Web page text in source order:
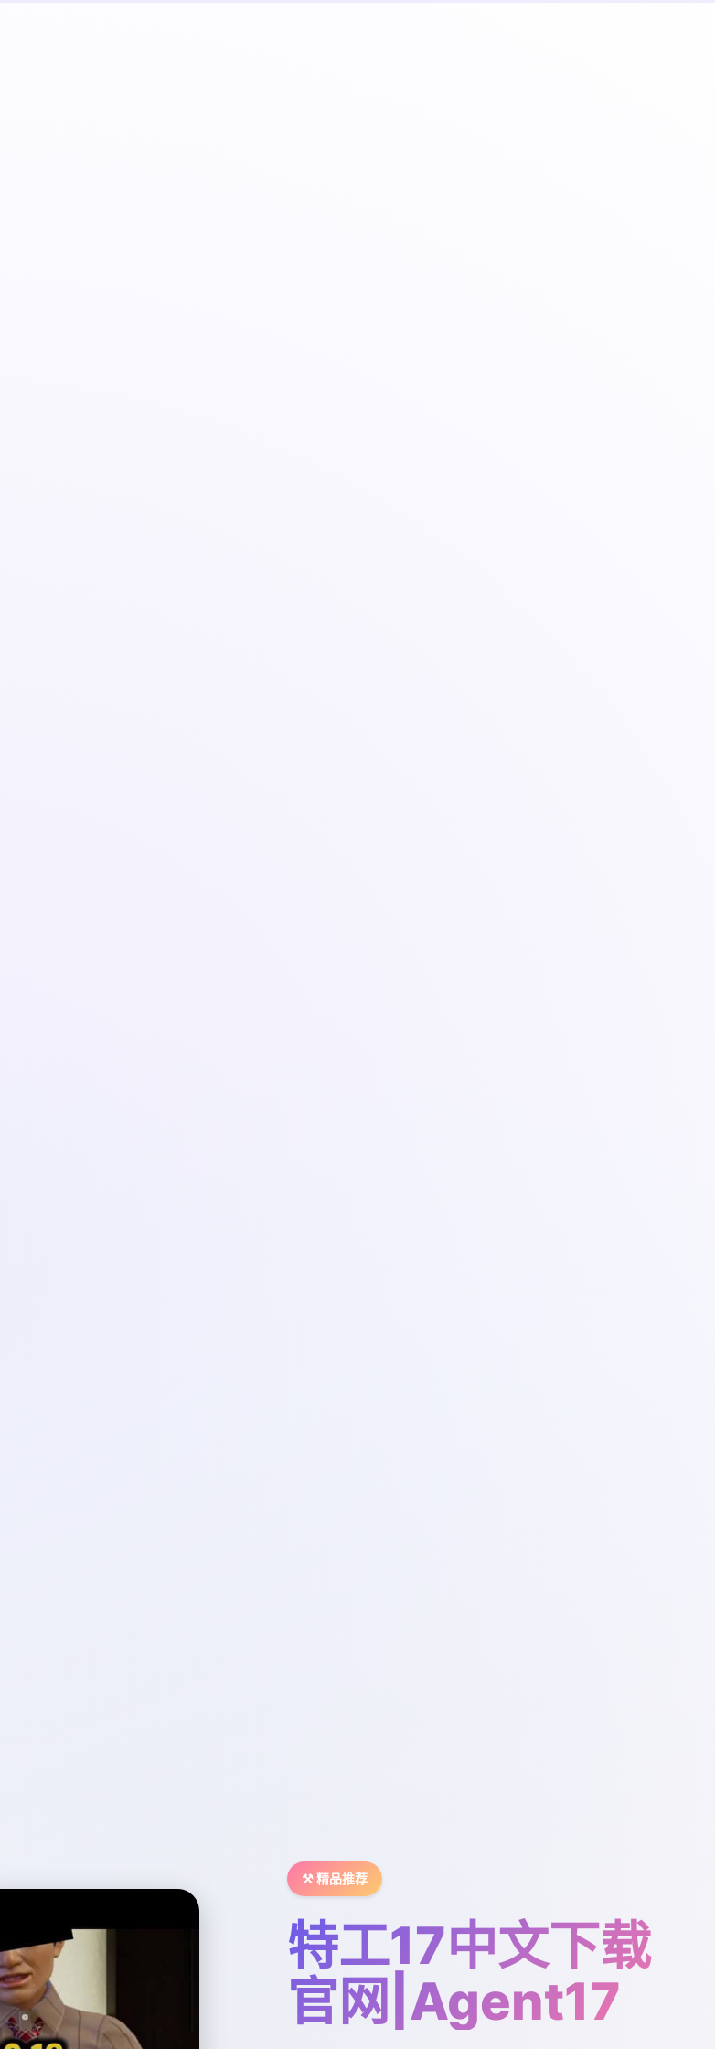
⚒️ 精品推荐
特工17中文下载
官网|Agent17